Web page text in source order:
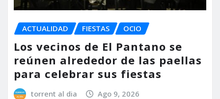
ACTUALIDAD FIESTAS OCIO
Los vecinos de El Pantano se
reúnen alrededor de las paellas
para celebrar sus fiestas
torrent al dia Ago 9, 2026